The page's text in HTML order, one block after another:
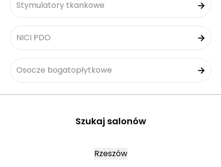
Stymulatory tkankowe
NICI PDO
Osocze bogatopłytkowe
Szukaj salonów
Rzeszów